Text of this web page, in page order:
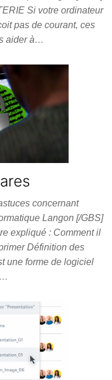
Si votre ordinateur
pas de courant, ces
aider à…
concernant
Langon [/GBS]
expliqué : Comment il
Définition des
une forme de logiciel